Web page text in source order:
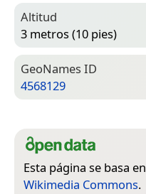
Altitud
3 metros (10 pies)
Geo­Names ID
4568129
Esta página se basa en
Wikimedia Commons.